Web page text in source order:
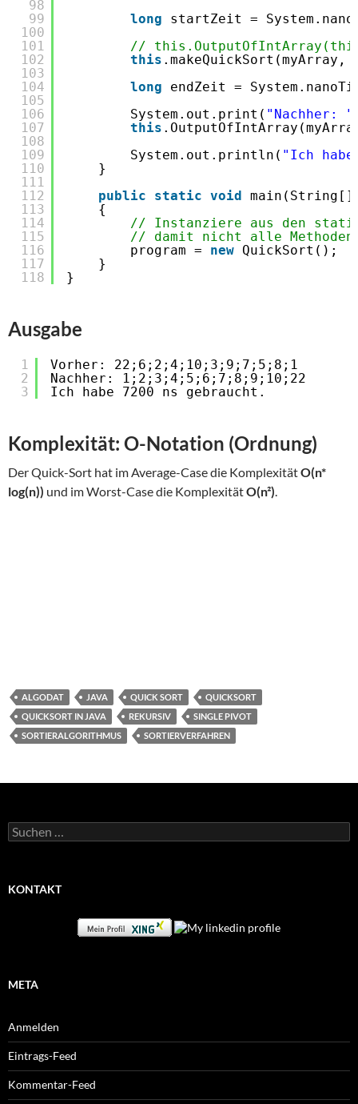
98
99
100
101
102
103
104
105
106
107
108
109
110
111
112
113
114
115
116
117
118
long
startZeit =
//
this .makeQuickSort(myArray,
long
endZeit =
System.out.print( "Nachher: "
this
System.out.println( "Ich
}
public
static void
{
// Instanziere aus den
// damit nicht alle
program = new QuickSort();
}
}
Ausgabe
1
2
3
Vorher: 22;6;2;4;10;3;9;7;5;8;1
Nachher: 1;2;3;4;5;6;7;8;9;10;22
Ich habe 7200 ns gebraucht.
Komplexität: O-Notation (Ordnung)
Der Quick-Sort hat im Average-Case die KomplexitätO(n*
log(n)) und im Worst-Case die KomplexitätO(n²).
ALGODAT JAVA QUICK SORT
QUICKSORT
QUICKSORT IN JAVA
REKURSIV
SINGLE PIVOT
SORTIERALGORITHMUS
SORTIERVERFAHREN
Suchen
nach:
KONTAKT
META
Anmelden
Eintrags-Feed
Kommentar-Feed